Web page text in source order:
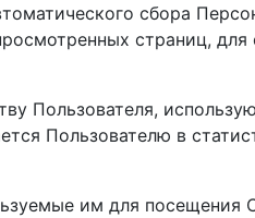
сбора
страниц,
Пользователя,
Пользователю в
им для посещения